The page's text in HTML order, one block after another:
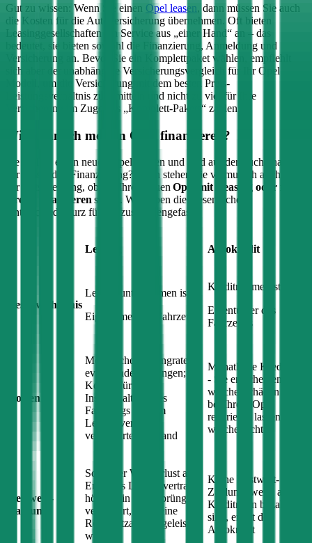
Gut zu wissen: Wenn Sie einen Opel leasen, dann müssen Sie auch
die Kosten für die Autoversicherung übernehmen. Oft bieten
Leasinggesellschaften ein Service aus „einer Hand“ an – das
bedeutet, sie bieten sowohl die Finanzierung, Anmeldung und
Versicherung an. Bevor Sie ein Komplettpaket wählen, empfiehlt
sich aber der unabhängige Versicherungsvergleich für IhrOpel
Modell, um die Versicherung mit dem besten Preis-
Leistungsverhältnis zu ermitteln und nicht zu viel für Ihre
Versicherung im Zuge des „Komplett-Pakets“ zahlen.
Wie kann ich meinen Opel finanzieren?
Sie wollen einen neuen Opel kaufen und sind auf der Suche nach
der passenden Finanzierung? Dann stehen Sie vermutlich auch vor
der Entscheidung, ob Sie Ihren neuen Opel
mit Leasing oder mit
Kredit finanzieren sollen. Wir haben die wesentlichen
Unterschiede kurz für Sie zusammengefasst:
Leasing Autokredit
Besitzverhältnis
Leasingunternehmen ist
Eigentümer des Fahrzeugs
Kreditnehmer ist
Eigentümer des
Fahrzeugs
Kosten
Monatliche Leasingrate,
evtl. Sonderzahlungen;
Kosten für die
Instandhaltung des
Fahrzeugs zum im
Leasingvertrag
vereinbarten Zustand
Monatliche Kreditrate
- Sie entscheiden,
welche Schäden Sie
bei Ihrem Opel
reparieren lassen und
welche nicht
Restwert-
Zahlung
Sollte der Wertverlust am
Ende des Leasingvertrags
höher sein als ursprünglich
vereinbart, muss eine
Restwertzahlung geleistet
werden
Keine Restwert-
Zahlung, wenn alle
Kreditraten bezahlt
sind, endet der
Autokredit